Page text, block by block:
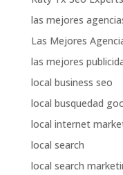
las mejores
Las Mejores
las mejores
local business seo
local busquedad
local internet
local search
local search